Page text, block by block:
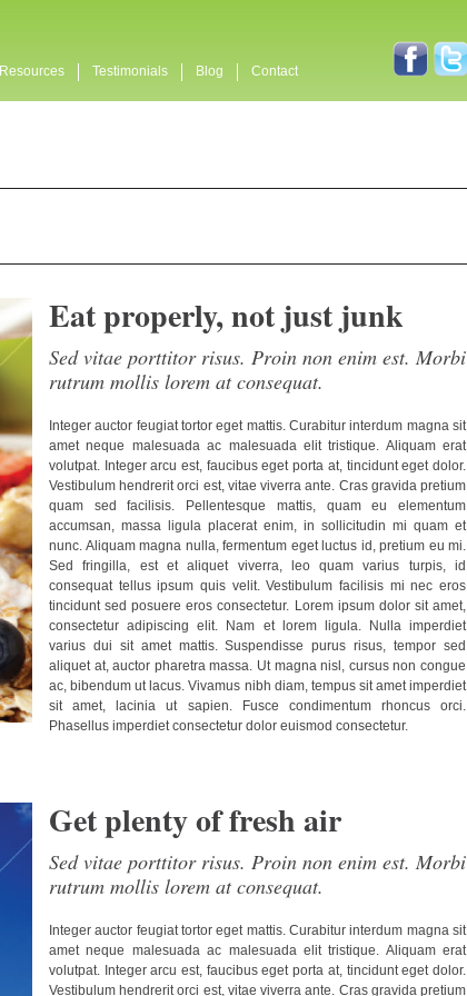
Resources Testimonials Blog Contact
Eat properly, not just junk
Sed vitae porttitor risus. Proin non enim est. Morbi
rutrum mollis lorem at consequat.
Integer auctor feugiat tortor eget mattis. Curabitur interdum magna sit
amet neque malesuada ac malesuada elit tristique. Aliquam erat
volutpat. Integer arcu est, faucibus eget porta at, tincidunt eget dolor.
Vestibulum hendrerit orci est, vitae viverra ante. Cras gravida pretium
quam sed facilisis. Pellentesque mattis, quam eu elementum
accumsan, massa ligula placerat enim, in sollicitudin mi quam et
nunc. Aliquam magna nulla, fermentum eget luctus id, pretium eu mi.
Sed fringilla, est et aliquet viverra, leo quam varius turpis, id
consequat tellus ipsum quis velit. Vestibulum facilisis mi nec eros
tincidunt sed posuere eros consectetur. Lorem ipsum dolor sit amet,
consectetur adipiscing elit. Nam et lorem ligula. Nulla imperdiet
varius dui sit amet mattis. Suspendisse purus risus, tempor sed
aliquet at, auctor pharetra massa. Ut magna nisl, cursus non congue
ac, bibendum ut lacus. Vivamus nibh diam, tempus sit amet imperdiet
sit amet, lacinia ut sapien. Fusce condimentum rhoncus orci.
Phasellus imperdiet consectetur dolor euismod consectetur.
Get plenty of fresh air
Sed vitae porttitor risus. Proin non enim est. Morbi
rutrum mollis lorem at consequat.
Integer auctor feugiat tortor eget mattis. Curabitur interdum magna sit
amet neque malesuada ac malesuada elit tristique. Aliquam erat
volutpat. Integer arcu est, faucibus eget porta at, tincidunt eget dolor.
Vestibulum hendrerit orci est, vitae viverra ante. Cras gravida pretium